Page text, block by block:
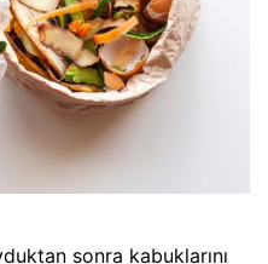
sonra kabuklarını